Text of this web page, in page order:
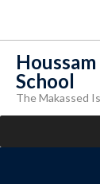
School
The Makassed